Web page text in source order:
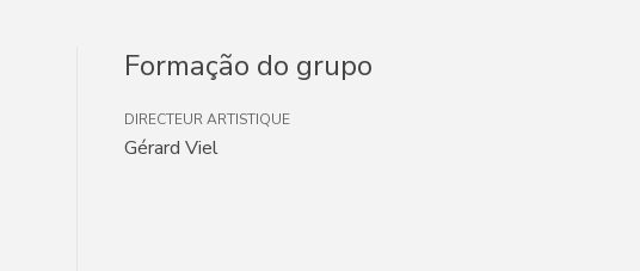
Formação do grupo
DIRECTEUR ARTISTIQUE
Gérard Viel